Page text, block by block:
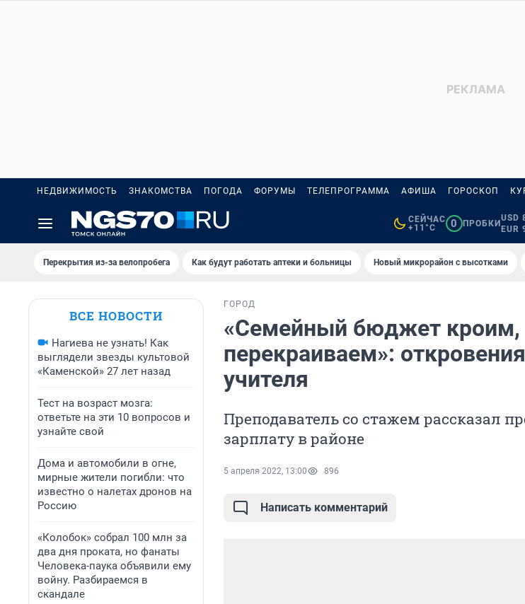
НЕДВИЖИМОСТЬ ЗНАКОМСТВА ПОГОДА ФОРУМЫ ТЕЛЕПРОГРАММА АФИША ГОРОСКОП
СЕЙЧАС
+11°C
0 ПРОБКИ
USD
EUR
Перекрытия из-за велопробега Как будут работать аптеки и больницы Новый микрорайон с высотками
ВСЕ НОВОСТИ
Нагиева не узнать! Как
выглядели звезды культовой
«Каменской» 27 лет назад
Тест на возраст мозга:
ответьте на эти 10 вопросов и
узнайте свой
Дома и автомобили в огне,
мирные жители погибли: что
известно о налетах дронов на
Россию
«Колобок» собрал 100 млн за
два дня проката, но фанаты
Человека-паука объявили ему
войну. Разбираемся в
скандале
ГОРОД
«Семейный бюджет кроим,
перекраиваем»:
учителя
Преподаватель со стажем рассказал
зарплату в районе
5 апреля 2022, 13:00 896
Написать комментарий